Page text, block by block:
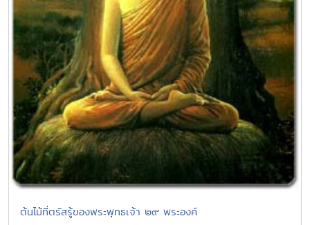
ต้นไม้ที่ตรัสรู้ของพระพุทธเจ้า ๒๙ พระองค์